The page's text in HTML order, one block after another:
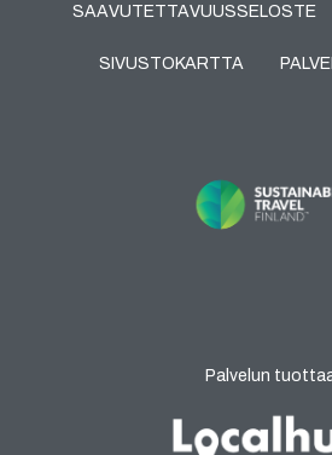
SAAVUTETTAVUUSSELOSTE
SIVUSTOKARTTA
Palvelun